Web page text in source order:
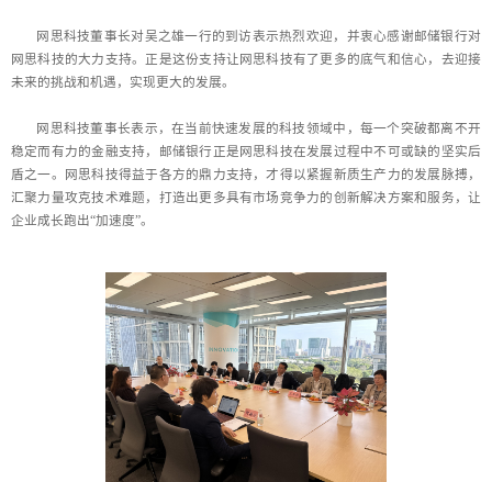
网思科技董事长对吴之雄一行的到访表示热烈欢迎，并衷心感谢邮储银行对
网思科技的大力支持。正是这份支持让网思科技有了更多的底气和信心，去迎接
未来的挑战和机遇，实现更大的发展。
网思科技董事长表示，在当前快速发展的科技领域中，每一个突破都离不开
稳定而有力的金融支持，邮储银行正是网思科技在发展过程中不可或缺的坚实后
盾之一。网思科技得益于各方的鼎力支持，才得以紧握新质生产力的发展脉搏，
汇聚力量攻克技术难题，打造出更多具有市场竞争力的创新解决方案和服务，让
企业成长跑出“加速度”。